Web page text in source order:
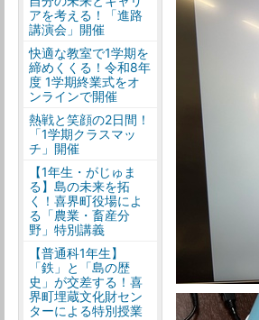
アを考える！「進路
講演会」開催
快適な教室で1学期を
締めくくる！令和8年
度 1学期終業式をオ
ンラインで開催
熱戦と笑顔の2日間！
「1学期クラスマッ
チ」開催
【1年生・がじゅま
る】島の未来を拓
く！喜界町役場によ
る「農業・畜産分
野」特別講義
【普通科1年生】
「鉄」と「島の歴
史」が交差する！喜
界町埋蔵文化財セン
ターによる特別授業